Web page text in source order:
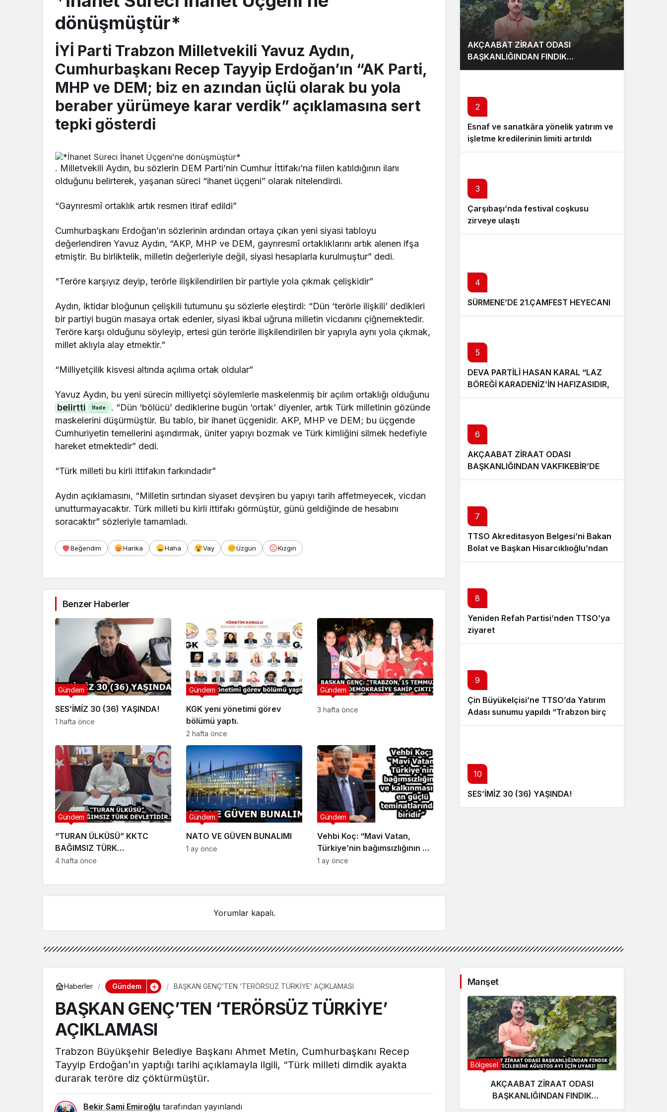
dönüşmüştür*
İYİ Parti Trabzon Milletvekili Yavuz Aydın,
Cumhurbaşkanı Recep Tayyip Erdoğan’ın “AK Parti,
MHP ve DEM; biz en azından üçlü olarak bu yola
beraber yürümeye karar verdik” açıklamasına sert
tepki gösterdi
. Milletvekili Aydın, bu sözlerin DEM Parti’nin Cumhur İttifakı’na fiilen katıldığının ilanı
olduğunu belirterek, yaşanan süreci “ihanet üçgeni” olarak nitelendirdi.
“Gayrıresmî ortaklık artık resmen itiraf edildi”
Cumhurbaşkanı Erdoğan’ın sözlerinin ardından ortaya çıkan yeni siyasi tabloyu
değerlendiren Yavuz Aydın, “AKP, MHP ve DEM, gayrıresmî ortaklıklarını artık alenen ifşa
etmiştir. Bu birliktelik, milletin değerleriyle değil, siyasi hesaplarla kurulmuştur” dedi.
“Teröre karşıyız deyip, terörle ilişkilendirilen bir partiyle yola çıkmak çelişkidir”
Aydın, iktidar bloğunun çelişkili tutumunu şu sözlerle eleştirdi: “Dün ‘terörle ilişkili’ dedikleri
bir partiyi bugün masaya ortak edenler, siyasi ikbal uğruna milletin vicdanını çiğnemektedir.
Teröre karşı olduğunu söyleyip, ertesi gün terörle ilişkilendirilen bir yapıyla aynı yola çıkmak,
millet aklıyla alay etmektir.”
“Milliyetçilik kisvesi altında açılıma ortak oldular”
Yavuz Aydın, bu yeni sürecin milliyetçi söylemlerle maskelenmiş bir açılım ortaklığı olduğunu
belirtti
. “Dün ‘bölücü’ dediklerine bugün ‘ortak’ diyenler, artık Türk milletinin gözünde
maskelerini düşürmüştür. Bu tablo, bir ihanet üçgenidir. AKP, MHP ve DEM; bu üçgende
Cumhuriyetin temellerini aşındırmak, üniter yapıyı bozmak ve Türk kimliğini silmek hedefiyle
hareket etmektedir” dedi.
“Türk milleti bu kirli ittifakın farkındadır”
Aydın açıklamasını, “Milletin sırtından siyaset devşiren bu yapıyı tarih affetmeyecek, vicdan
unutturmayacaktır. Türk milleti bu kirli ittifakı görmüştür, günü geldiğinde de hesabını
soracaktır” sözleriyle tamamladı.
Beğendim Harika Haha Vay Üzgün Kızgın
Benzer Haberler
SES’İMİZ 30 (36) YAŞINDA!
Gündem
1 hafta önce
KGK yeni yönetimi görev
bölümü yaptı.
Gündem
2 hafta önce
Gündem
3 hafta önce
“TURAN ÜLKÜSÜ” KKTC
BAĞIMSIZ TÜRK
DEVLETİDİR…
Gündem
4 hafta önce
NATO VE GÜVEN BUNALIMI
Gündem
1 ay önce
Vehbi Koç: “Mavi Vatan,
Türkiye’nin bağımsızlığının ve
kalkınmasının en güçlü
Gündem
1 ay önce
Yorumlar kapalı.
AKÇAABAT ZİRAAT ODASI
BAŞKANLIĞINDAN FINDIK
ÜRETİCİLERİNE AĞUSTOS AYI İÇİN
2
Esnaf ve sanatkâra yönelik yatırım ve
işletme kredilerinin limiti artırıldı
3
Çarşıbaşı’nda festival coşkusu
zirveye ulaştı
4
SÜRMENE’DE 21.ÇAMFEST HEYECANI
5
DEVA PARTİLİ HASAN KARAL “LAZ
BÖREĞİ KARADENİZ’İN HAFIZASIDIR,
KİMLİĞİ DEĞİŞTİRİLEMEZ”
6
AKÇAABAT ZİRAAT ODASI
BAŞKANLIĞINDAN VAKFIKEBİR’DE
FINDIKTA BAHÇE GÜNÜ ETKİNLİĞİNE
7
TTSO Akreditasyon Belgesi’ni Bakan
Bolat ve Başkan Hisarcıklıoğlu’ndan
aldı
8
Yeniden Refah Partisi’nden TTSO’ya
ziyaret
9
Çin Büyükelçisi’ne TTSO’da Yatırım
Adası sunumu yapıldı “Trabzon birçok
açıdan avantajlı bir konumda
10
SES’İMİZ 30 (36) YAŞINDA!
Haberler Gündem BAŞKAN GENÇ’TEN ‘TERÖRSÜZ TÜRKİYE’ AÇIKLAMASI
BAŞKAN GENÇ’TEN ‘TERÖRSÜZ TÜRKİYE’
AÇIKLAMASI
Trabzon Büyükşehir Belediye Başkanı Ahmet Metin, Cumhurbaşkanı Recep
Tayyip Erdoğan’ın yaptığı tarihi açıklamayla ilgili, “Türk milleti dimdik ayakta
durarak teröre diz çöktürmüştür.
Bekir Sami Emiroğlu tarafından yayınlandı
Manşet
Bölgesel
AKÇAABAT ZİRAAT ODASI
BAŞKANLIĞINDAN FINDIK